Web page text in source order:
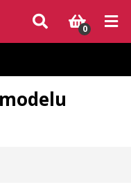
dílů, které nejsou skladem,
0